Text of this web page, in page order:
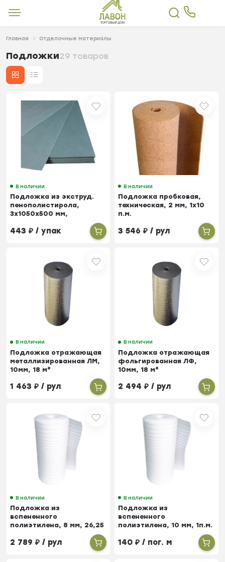
Главная Отделочные материалы
Подложки29 товаров
В наличии
Подложка из экструд.
пенополистирола,
3х1050х500 мм,
443₽ / упак
В наличии
Подложка пробковая,
техническая, 2 мм, 1х10
п.м.
3 546₽ / рул
В наличии
Подложка отражающая
металлизированная ЛМ,
10мм, 18 м²
1 463₽ / рул
В наличии
Подложка отражающая
фольгированная ЛФ,
10мм, 18 м²
2 494₽ / рул
В наличии
Подложка из
вспененного
полиэтилена, 8 мм, 26,25
2 789₽ / рул
В наличии
Подложка из
вспененного
полиэтилена, 10 мм, 1п.м.
140₽ / пог. м